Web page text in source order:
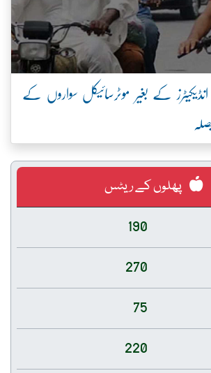
انڈیکیٹرز کے بغیر موٹرسائیکل سواروں کے
پھلوں کے ریٹس
190
270
75
220